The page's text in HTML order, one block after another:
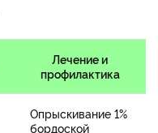
Лечение и
профилактика
Опрыскивание 1%
бордоской